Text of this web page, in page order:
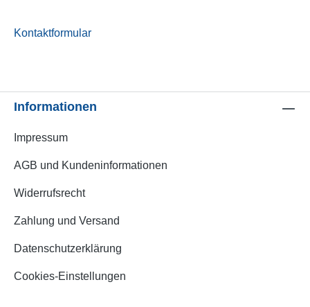
Kontaktformular
Informationen
Impressum
AGB und Kundeninformationen
Widerrufsrecht
Zahlung und Versand
Datenschutzerklärung
Cookies-Einstellungen